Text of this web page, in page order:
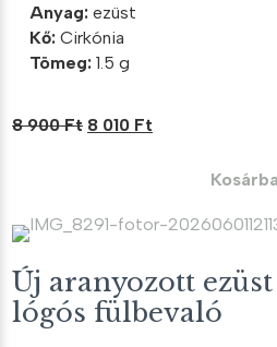
Anyag: ezüst
Kő: Cirkónia
Tömeg: 1.5 g
8 900Ft Original
900 Ft.
8 010 Ft
010 Ft.
Kosárba
Új aranyozott
lógós fülbevaló